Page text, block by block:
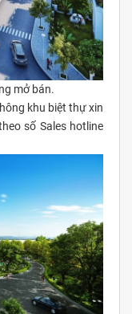
mở bán.
khu biệt thự xin
số Sales hotline